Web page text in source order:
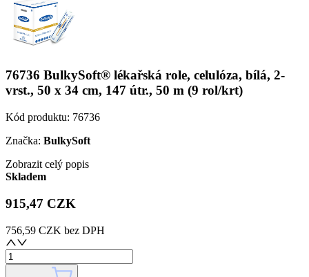
76736 BulkySoft® lékařská role, celulóza, bílá, 2-
vrst., 50 x 34 cm, 147 útr., 50 m (9 rol/krt)
Kód produktu: 76736
Značka: BulkySoft
Zobrazit celý popis
Skladem
915,47 CZK
756,59 CZK bez DPH